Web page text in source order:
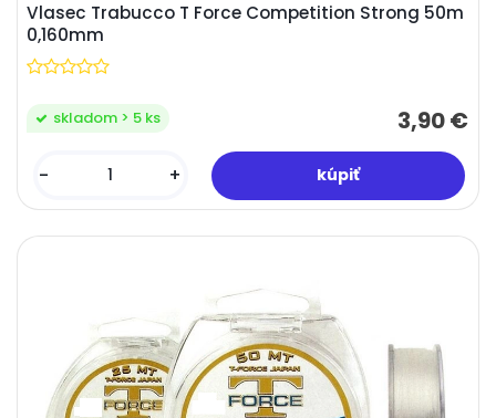
Vlasec Trabucco T Force Competition Strong 50m
0,160mm
3,90 €
skladom > 5 ks
- +